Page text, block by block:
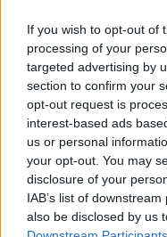
If you wish to opt-out of
processing of your
targeted advertising by
section to confirm your
opt-out request is
interest-based ads
us or personal
your opt-out. You may
disclosure of your
IAB’s list of
also be disclosed by us
zwycięzców
pierwszego
4 liga podkarpacka
2026/2027.
na nowy sezon już
znany